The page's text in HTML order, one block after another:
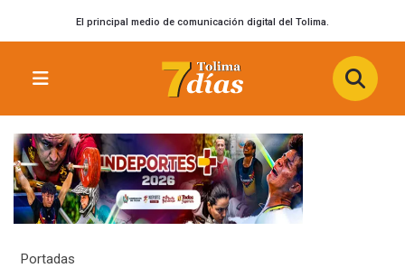
El principal medio de comunicación digital del Tolima.
Portadas